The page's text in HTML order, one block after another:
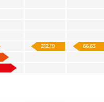
212.19
66.63